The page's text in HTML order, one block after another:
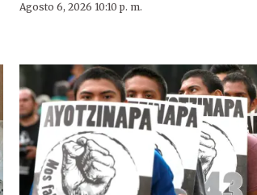
Agosto 6, 2026 10:10 p. m.